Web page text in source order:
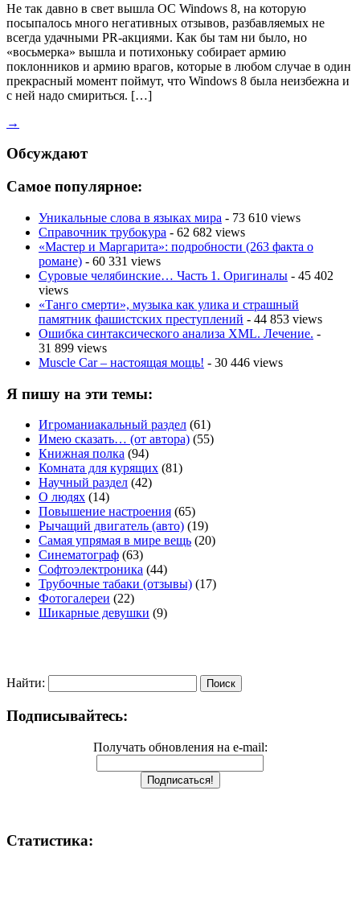
Не так давно в свет вышла ОС Windows 8, на которую
посыпалось много негативных отзывов, разбавляемых не
всегда удачными PR-акциями. Как бы там ни было, но
«восьмерка» вышла и потихоньку собирает армию
поклонников и армию врагов, которые в любом случае в один
прекрасный момент поймут, что Windows 8 была неизбежна и
с ней надо смириться. […]
→
Обсуждают
Самое популярное:
Уникальные слова в языках мира - 73 610 views
Справочник трубокура - 62 682 views
«Мастер и Маргарита»: подробности (263 факта о
романе) - 60 331 views
Суровые челябинские… Часть 1. Оригиналы - 45 402
views
«Танго смерти», музыка как улика и страшный
памятник фашистских преступлений - 44 853 views
Ошибка синтаксического анализа XML. Лечение. -
31 899 views
Muscle Car – настоящая мощь! - 30 446 views
Я пишу на эти темы:
Игроманиакальный раздел (61)
Имею сказать… (от автора) (55)
Книжная полка (94)
Комната для курящих (81)
Научный раздел (42)
О людях (14)
Повышение настроения (65)
Рычащий двигатель (авто) (19)
Самая упрямая в мире вещь (20)
Синематограф (63)
Софтоэлектроника (44)
Трубочные табаки (отзывы) (17)
Фотогалереи (22)
Шикарные девушки (9)
Найти:
Подписывайтесь:
Получать обновления на e-mail:
Статистика: